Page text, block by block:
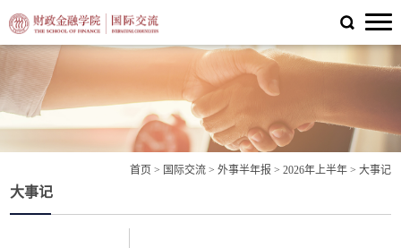
首页 > 国际交流> 外事半年报 > 2026年上半年> 大事记
大事记